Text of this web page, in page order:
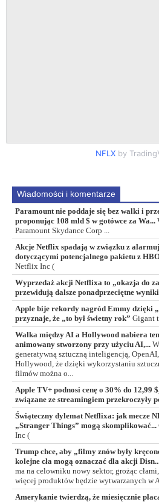
NFLXby
Wiadomości i komentarze
Paramount nie poddaje się bez walki i
proponując 108 mld $ w gotówce za Wa...
Paramount Skydance Corp ...
Akcje Netflix spadają w związku z
dotyczącymi potencjalnego pakietu z
Netflix Inc (
Wyprzedaż akcji Netflixa to „okazja do
przewidują dalsze ponadprzeciętne wyniki
Apple bije rekordy nagród Emmy dzięki
przyznaje, że „to był świetny rok” Gigant
Walka między AI a Hollywood nabiera
animowany stworzony przy użyciu AI,...
generatywną sztuczną inteligencją,
Hollywood, że dzięki wykorzystaniu
filmów można o...
Apple TV+ podnosi cenę o 30% do 12,99
związane ze streamingiem przekroczyły
Świąteczny dylemat Netflixa: jak mecze
„Stranger Things” mogą skomplikować...
Inc (
Trump chce, aby „filmy znów były
kolejne cła mogą oznaczać dla akcji
ma na celowniku nowy sektor, grożąc
więcej produktów będzie wytwarzanych w
Amerykanie twierdzą, że miesięcznie